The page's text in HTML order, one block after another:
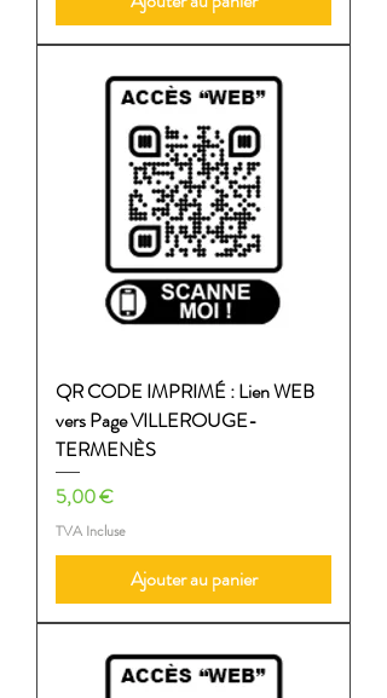
QR CODE IMPRIMÉ : Lien WEB
vers Page VILLEROUGE-
TERMENÈS
Prix
5,00 €
TVA Incluse
Ajouter au panier